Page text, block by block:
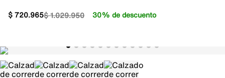
$1.029.950
$720.965 30% de descuento